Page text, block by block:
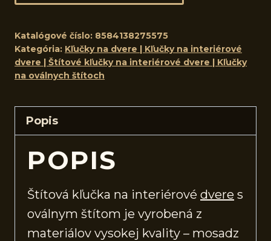
Katalógové číslo: 8584138275575
Kategória: Kľučky na dvere | Kľučky na interiérové
dvere | Štítové kľučky na interiérové dvere | Kľučky
na oválnych štítoch
Popis
POPIS
Štítová kľučka na interiérové dvere s
oválnym štítom je vyrobená z
materiálov vysokej kvality – mosadz